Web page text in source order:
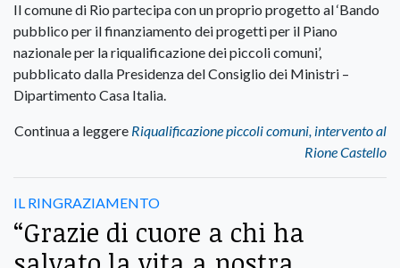
Il comune di Rio partecipa con un proprio progetto al ‘Bando
pubblico per il finanziamento dei progetti per il Piano
nazionale per la riqualificazione dei piccoli comuni’,
pubblicato dalla Presidenza del Consiglio dei Ministri –
Dipartimento Casa Italia.
Continua a leggere Riqualificazione piccoli comuni, intervento al
Rione Castello
IL RINGRAZIAMENTO
“Grazie di cuore a chi ha